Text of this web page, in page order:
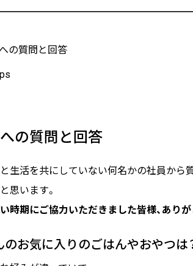
の質問と回答
の質問と回答
生活を共にしていない何名かの社員から
思います。
時期にご協力いただきました皆様、ありが
のお気に入りのごはんやおやつは